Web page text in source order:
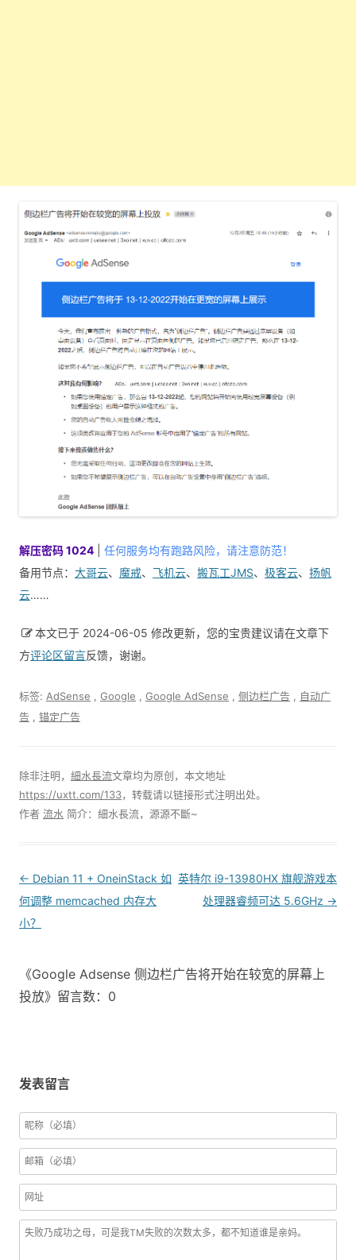
解压密码 1024
任何服务均有跑路风险，请注意防范！
备用节点： 大哥云、 魔戒、 飞机云、 搬瓦工JMS、 极客云、 扬帆
云……
本文已于 2024-06-05 修改更新，您的宝贵建议请在文章下
方评论区留言反馈，谢谢。
标签: AdSense , Google , Google AdSense , 侧边栏广告 , 自动广
告 , 锚定广告
除非注明， 細水長流文章均为原创，本文地址
https://uxtt.com/133，转载请以链接形式注明出处。
作者 流水 简介：細水長流，源源不斷~
Post
navigation
← Debian 11 + OneinStack 如
何调整 memcached 内存大
小？
英特尔 i9-13980HX 旗舰游戏本
处理器睿频可达 5.6GHz →
《Google Adsense 侧边栏广告将开始在较宽的屏幕上
投放》留言数：0
发表留言